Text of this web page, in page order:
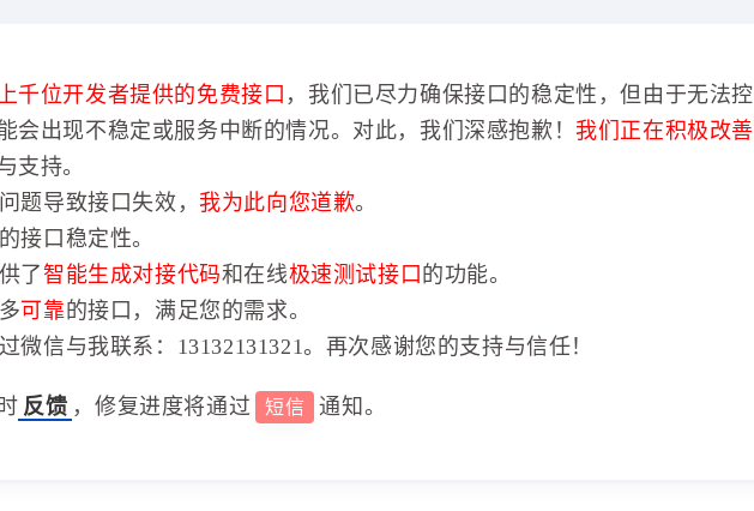
千位开发者提供的免费接口 ，我们已尽力确保接口的稳定性，但由于无法控
会出现不稳定或服务中断的情况。对此，我们深感抱歉！ 我们正在积极改善
支持。
题导致接口失效， 我为此向您道歉。
接口稳定性。
了智能生成对接代码和在线极速测试接口 的功能。
可靠的接口，满足您的需求。
微信与我联系：13132131321。再次感谢您的支持与信任！
反馈 ，修复进度将通过 短信 通知。